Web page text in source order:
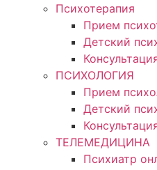
Психотерапия
Прием
Детский
ПСИХОЛОГИЯ
Прием
Детский
ТЕЛЕМЕДИЦИНА
Психиатр